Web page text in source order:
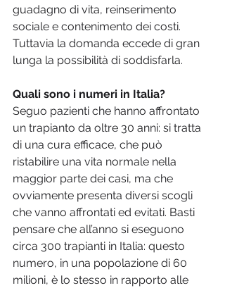
guadagno di vita, reinserimento
sociale e contenimento dei costi.
Tuttavia la domanda eccede di gran
lunga la possibilità di soddisfarla.
Quali sono i numeri in Italia?
Seguo pazienti che hanno affrontato
un trapianto da oltre 30 anni: si tratta
di una cura efficace, che può
ristabilire una vita normale nella
maggior parte dei casi, ma che
ovviamente presenta diversi scogli
che vanno affrontati ed evitati. Basti
pensare che all’anno si eseguono
circa 300 trapianti in Italia: questo
numero, in una popolazione di 60
milioni, è lo stesso in rapporto alle